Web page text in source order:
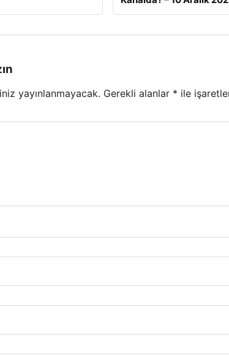
yayınlanmayacak. Gerekli alanlar * ile